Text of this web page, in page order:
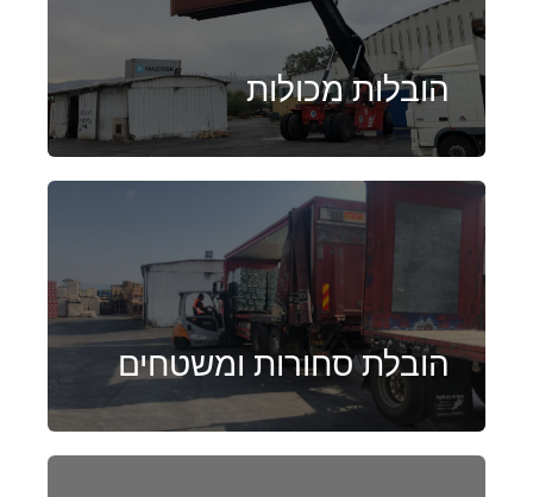
הובלות מכולות
הובלת סחורות ומשטחים